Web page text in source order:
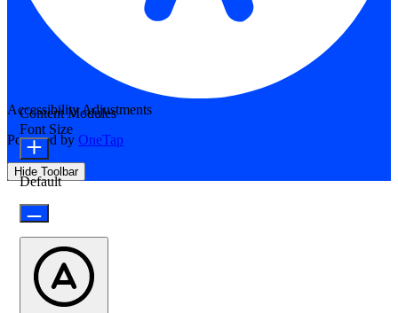
Accessibility Adjustments
Powered by OneTap
Hide Toolbar
Content Modules
Font Size
Default